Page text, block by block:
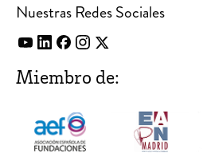
Nuestras Redes Sociales
Miembro de: